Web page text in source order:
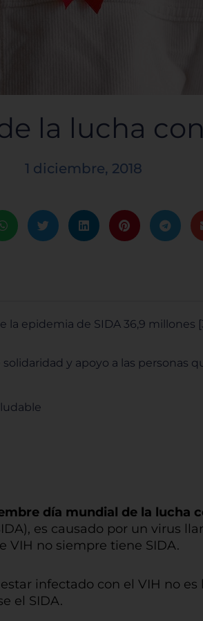
la lucha
1 diciembre, 2018
epidemia de SIDA 36,9 millones
y apoyo a las personas
día mundial de la lucha
es causado por un virus
VIH no siempre tiene SIDA.
infectado con el VIH no
el SIDA.